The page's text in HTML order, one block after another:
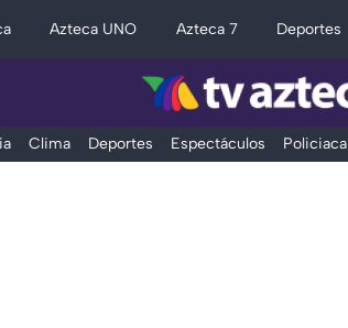
Azteca UNO Azteca 7 Deportes
Clima Deportes Espectáculos Policiaca